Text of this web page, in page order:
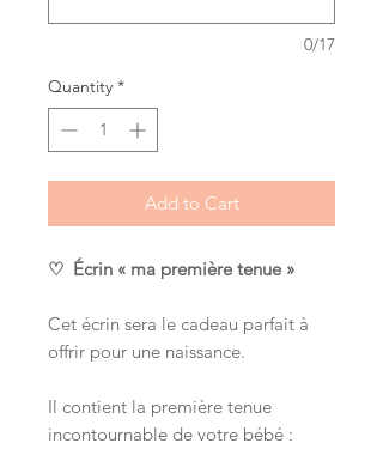
0/17
Quantity *
Add to Cart
♡ Écrin « ma première tenue »
Cet écrin sera le cadeau parfait à
offrir pour une naissance.
Il contient la première tenue
incontournable de votre bébé :